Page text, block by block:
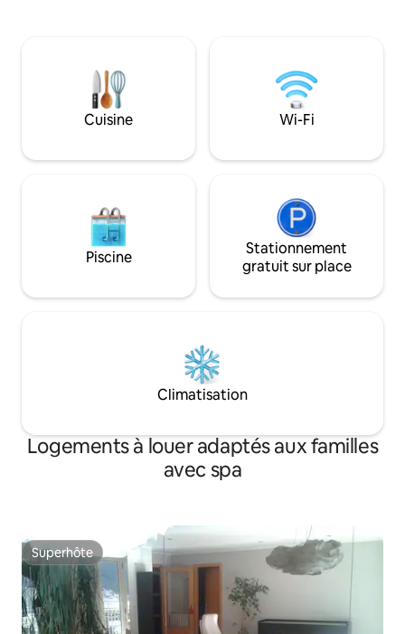
surtout du ski, Arcalís est à seulement 15
min, la télécabine de Pal à 5 min et le
Funicamp (Granvalira) à 15 min.
divertissement.
comme dans une
la nature et la
Cuisine Wi-Fi
Piscine
Stationnement
gratuit sur place
Climatisation
Logements à louer adaptés aux familles
avec spa
Superhôte
Superhôte